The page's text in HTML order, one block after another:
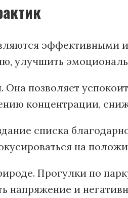
эффективными
улучшить
позволяет
концентрации,
списка
на
Прогулки по
напряжение и